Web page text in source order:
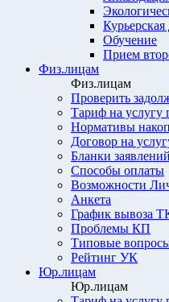
Курьерская
Обучение
Прием
Физ.лицам
Физ.лицам
Проверить
Тариф на
Нормативы
Договор на
Бланки заявлений
Способы оплаты
Возможности
Анкета
График вывоза
Проблемы КП
Типовые
Рейтинг УК
Юр.лицам
Юр.лицам